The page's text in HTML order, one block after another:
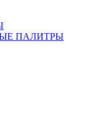
ПАЛИТРЫ